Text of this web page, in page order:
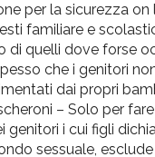
per la sicurezza on
familiare e
di quelli dove forse
che i genitori
dai propri
– Solo per
genitori i cui figli
sessuale,